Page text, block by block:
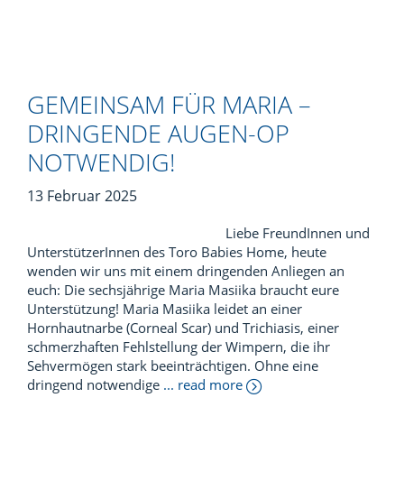
GEMEINSAM FÜR MARIA –
DRINGENDE AUGEN-OP
NOTWENDIG!
13 Februar 2025
Liebe FreundInnen und
UnterstützerInnen des Toro Babies Home, heute
wenden wir uns mit einem dringenden Anliegen an
euch: Die sechsjährige Maria Masiika braucht eure
Unterstützung! Maria Masiika leidet an einer
Hornhautnarbe (Corneal Scar) und Trichiasis, einer
schmerzhaften Fehlstellung der Wimpern, die ihr
Sehvermögen stark beeinträchtigen. Ohne eine
dringend notwendige ... read more